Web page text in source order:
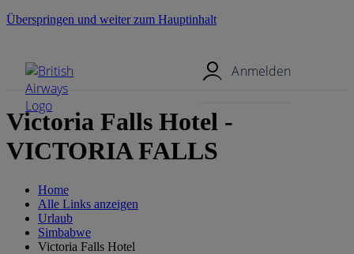
Überspringen und weiter zum Hauptinhalt
Anmelden
Victoria Falls Hotel -
VICTORIA FALLS
Home
Alle Links anzeigen
Urlaub
Simbabwe
Victoria Falls Hotel